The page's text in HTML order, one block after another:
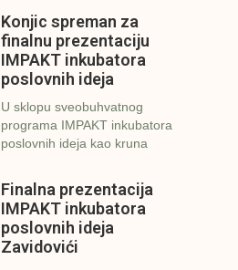
Konjic spreman za
finalnu prezentaciju
IMPAKT inkubatora
poslovnih ideja
U sklopu sveobuhvatnog
programa IMPAKT inkubatora
poslovnih ideja kao kruna
Finalna prezentacija
IMPAKT inkubatora
poslovnih ideja
Zavidovići